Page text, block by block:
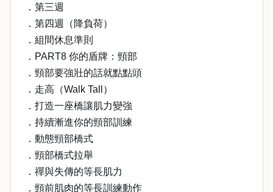
．第三週
．第四週（降負荷）
．組間休息準則
．PART8 你的盾牌：頸部
．頸部要強壯的話就點點頭
．走高（Walk Tall）
．打造一座橋讓肌力變強
．持續漸進你的頸部訓練
．動態頸部橋式
．頸部橋式拉舉
．禪與失傳的等長肌力
．頸前肌肉的等長訓練動作